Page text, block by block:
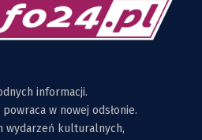
informacji.
w nowej odsłonie.
wydarzeń kulturalnych,